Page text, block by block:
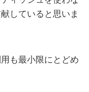
していると思いま
も最小限にとどめ